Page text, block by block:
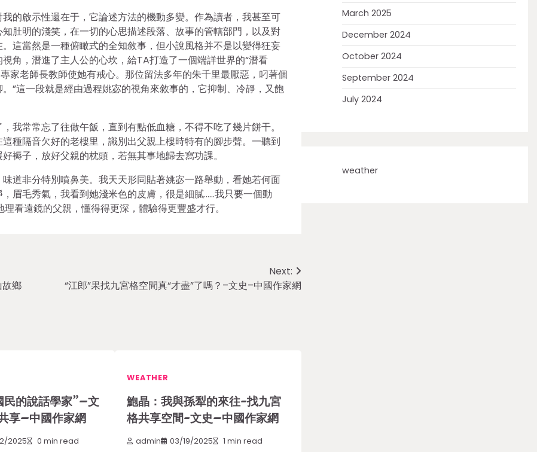
的啟示性還在于，它論述方法的機動多變。作為讀者，我甚至可
肚明的淺笑，在一切的心思描述段落、故事的管轄部門，以及對
這當然是一種俯瞰式的全知敘事，但小說風格并不是以變得狂妄
角，潛進了主人公的心坎，給TA打造了一個端詳世界的“潛看
家老師長教師使她有戒心。那位留法多年的朱千里最厭惡，叼著個
”這一段就是經由過程姚宓的視角來敘事的，它抑制、冷靜，又飽
我常常忘了往做午飯，直到有點低血糖，不得不吃了幾片餅干。
種隔音欠好的老樓里，識別出父親上樓時特有的腳步聲。一聽到
褥子，放好父親的枕頭，若無其事地歸去寫功課。
道非分特別噴鼻美。我天天形同貼著姚宓一路舉動，看她若何面
眉毛秀氣，我看到她淺米色的皮膚，很是細膩……我只要一個動
看遠鏡的父親，懂得得更深，體驗得更豐盛才行。
鄉
Next:
“江郎”果找九宮格空間真“才盡”了嗎？–文史–中國作家網
民的說話學家”–文
享–中國作家網
2025 0 min read
WEATHER
鮑晶：我與孫犁的來往-找九宮
格共享空間-文史–中國作家網
admin 03/19/2025 1 min read
March 2025
December 2024
October 2024
September 2024
July 2024
weather